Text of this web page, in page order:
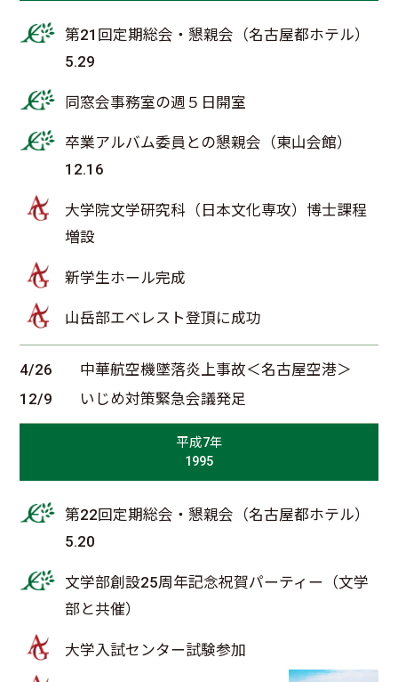
第21回定期総会・懇親会（名古屋都ホテル）
5.29
同窓会事務室の週５日開室
卒業アルバム委員との懇親会（東山会館）
12.16
大学院文学研究科（日本文化専攻）博士課程
増設
新学生ホール完成
山岳部エベレスト登頂に成功
4/26
中華航空機墜落炎上事故＜名古屋空港＞
12/9
いじめ対策緊急会議発足
平成7年
1995
第22回定期総会・懇親会（名古屋都ホテル）
5.20
文学部創設25周年記念祝賀パーティー（文学
部と共催）
大学入試センター試験参加